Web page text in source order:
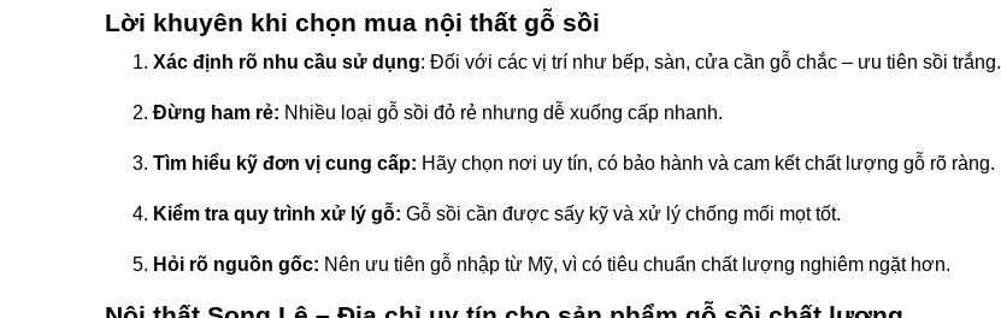
Lời khuyên khi chọn mua nội thất gỗ sồi
Xác định rõ nhu cầu sử dụng: Đối với các vị trí như bếp, sàn, cửa cần gỗ chắc – ưu tiên sồi trắng.
Đừng ham rẻ: Nhiều loại gỗ sồi đỏ rẻ nhưng dễ xuống cấp nhanh.
Tìm hiểu kỹ đơn vị cung cấp: Hãy chọn nơi uy tín, có bảo hành và cam kết chất lượng gỗ rõ ràng.
Kiểm tra quy trình xử lý gỗ: Gỗ sồi cần được sấy kỹ và xử lý chống mối mọt tốt.
Hỏi rõ nguồn gốc: Nên ưu tiên gỗ nhập từ Mỹ, vì có tiêu chuẩn chất lượng nghiêm ngặt hơn.